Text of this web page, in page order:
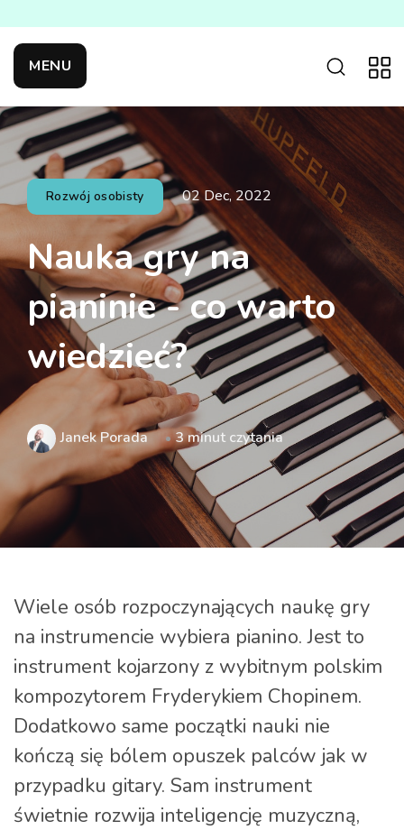
MENU
Rozwój osobisty 02 Dec, 2022
Nauka gry na
pianinie - co warto
wiedzieć?
Janek Porada 3 minut czytania
Wiele osób rozpoczynających naukę gry
na instrumencie wybiera pianino. Jest to
instrument kojarzony z wybitnym polskim
kompozytorem Fryderykiem Chopinem.
Dodatkowo same początki nauki nie
kończą się bólem opuszek palców jak w
przypadku gitary. Sam instrument
świetnie rozwija inteligencję muzyczną,